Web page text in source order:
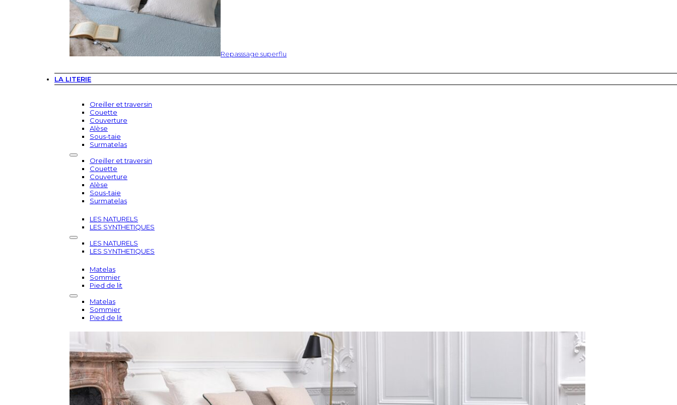
Repasssage superflu
LA LITERIE
Oreiller et traversin
Couette
Couverture
Alèse
Sous-taie
Surmatelas
Oreiller et traversin
Couette
Couverture
Alèse
Sous-taie
Surmatelas
LES NATURELS
LES SYNTHETIQUES
LES NATURELS
LES SYNTHETIQUES
Matelas
Sommier
Pied de lit
Matelas
Sommier
Pied de lit